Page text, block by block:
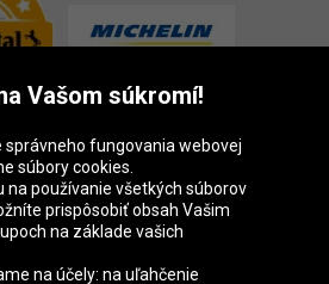
Vašom súkromí!
správneho fungovania webovej
súbory cookies.
na používanie všetkých súborov
prispôsobiť obsah Vašim
na základe vašich
na účely: na uľahčenie